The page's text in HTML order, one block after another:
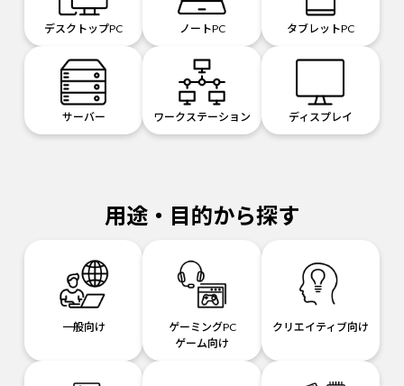
デスクトップPC ノートPC タブレットPC
サーバー ワークステーション ディスプレイ
用途・目的から探す
一般向け
ゲーミングPC
ゲーム向け
クリエイティブ向け